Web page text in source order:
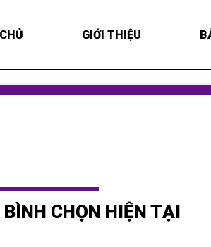
GIỚI THIỆU
BÌNH CHỌN HIỆN TẠI